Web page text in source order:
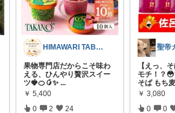
HIMAWARI TABLE🌼
果物専門店だからこそ味わ
える、ひんやり贅沢スイー
ツ🍓🍊🥭✨...
￥ 5,400
0 2 24
【えっ、
モチ！？
そば もち麦
￥ 3,080
0 0